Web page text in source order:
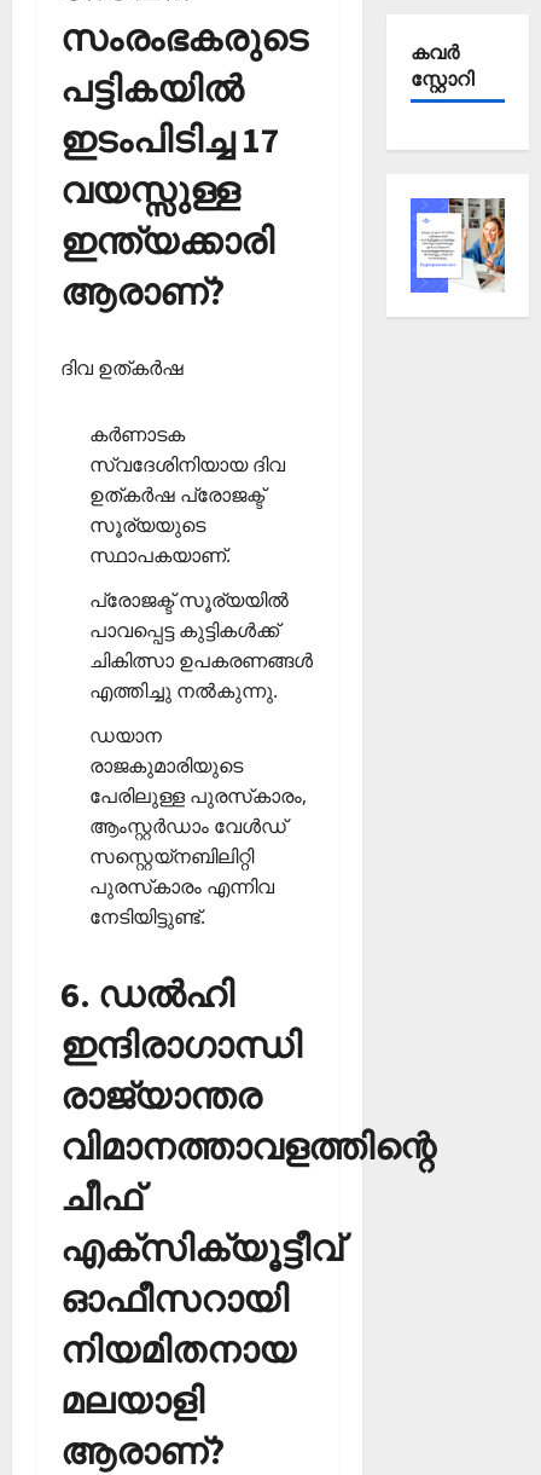
സംരംഭകരുടെ
പട്ടികയില്‍
ഇടംപിടിച്ച 17
വയസ്സുള്ള
ഇന്ത്യക്കാരി
ആരാണ്?
ദിവ ഉത്കര്‍ഷ
കര്‍ണാടക
സ്വദേശിനിയായ ദിവ
ഉത്കര്‍ഷ പ്രോജക്ട്
സൂര്യയുടെ
സ്ഥാപകയാണ്.
പ്രോജക്ട് സൂര്യയില്‍
പാവപ്പെട്ട കുട്ടികള്‍ക്ക്
ചികിത്സാ ഉപകരണങ്ങള്‍
എത്തിച്ചു നല്‍കുന്നു.
ഡയാന
രാജകുമാരിയുടെ
പേരിലുള്ള പുരസ്‌കാരം,
ആംസ്റ്റര്‍ഡാം വേള്‍ഡ്
സസ്റ്റെയ്‌നബിലിറ്റി
പുരസ്‌കാരം എന്നിവ
നേടിയിട്ടുണ്ട്.
6. ഡല്‍ഹി
ഇന്ദിരാഗാന്ധി
രാജ്യാന്തര
വിമാനത്താവളത്തിന്റെ
ചീഫ്
എക്‌സിക്യൂട്ടീവ്
ഓഫീസറായി
നിയമിതനായ
മലയാളി
ആരാണ്?
കവര്‍
സ്റ്റോറി